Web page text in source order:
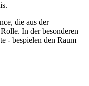
die aus der
In der besonderen
- bespielen den Raum